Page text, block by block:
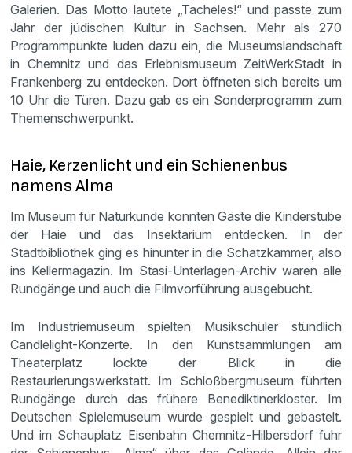
Galerien. Das Motto lautete „Tacheles!“ und passte zum
Jahr der jüdischen Kultur in Sachsen. Mehr als 270
Programmpunkte luden dazu ein, die Museumslandschaft
in Chemnitz und das Erlebnismuseum ZeitWerkStadt in
Frankenberg zu entdecken. Dort öffneten sich bereits um
10 Uhr die Türen. Dazu gab es ein Sonderprogramm zum
Themenschwerpunkt.
Haie, Kerzenlicht und ein Schienenbus
namens Alma
Im Museum für Naturkunde konnten Gäste die Kinderstube
der Haie und das Insektarium entdecken. In der
Stadtbibliothek ging es hinunter in die Schatzkammer, also
ins Kellermagazin. Im Stasi-Unterlagen-Archiv waren alle
Rundgänge und auch die Filmvorführung ausgebucht.
Im Industriemuseum spielten Musikschüler stündlich
Candlelight-Konzerte. In den Kunstsammlungen am
Theaterplatz lockte der Blick in die
Restaurierungswerkstatt. Im Schloßbergmuseum führten
Rundgänge durch das frühere Benediktinerkloster. Im
Deutschen Spielemuseum wurde gespielt und gebastelt.
Und im Schauplatz Eisenbahn Chemnitz-Hilbersdorf fuhr